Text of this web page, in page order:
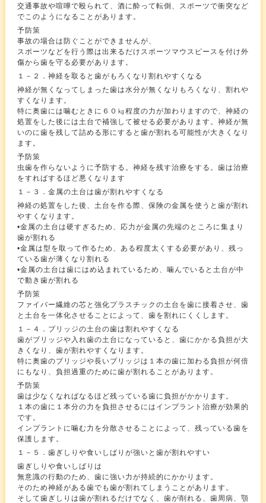
交通事故や喧嘩で殴られて、酒に酔って転倒、スポーツで衝突など
でこのようになることがあります。
予防策
事故の場合は防ぐことができませんが、
スポーツなどを行う際は出来るだけスポーツマウスピースを付け外
傷から歯を守る必要があります。
１－２．神経を取ると歯がもろくなり割れやすくなる
神経が無くなってしまった歯は水分が無くなりもろくなり、割れや
すくなります。
特に奥歯には噛むときに６０㎏程度の力が加わりますので、神経の
処置をした後には土台で補強して被せる必要があります。神経が無
いのに歯を残して詰める形にすると歯が割れる可能性が大きくなり
ます。
予防策
虫歯を作らないように予防する。神経を残す治療をする。歯は治療
をすればするほど悪くなります
１－３．金属の土台は歯が割れやすくなる
神経の処置をした後、土台を作る際、保険の金属を使うと歯が割れ
やすくなります。
•金属の土台は硬すぎるため、応力が金属の先端のところに集まり
歯が割れる
•金属は型を取って作るため、ある程度太くする必要があり、残っ
ている歯が薄くなり割れる
•金属の土台は歯にはめ込まれているため、噛んでいると土台が中
で動き歯が割れる
予防策
ファイバー繊維の芯と強化プラスチックの土台を歯に接着させ、歯
と土台を一体化させることによって、歯を割れにくくします。
１－４．ブリッジの土台の歯は割れやすくなる
歯がブリッジや入れ歯の土台になっていると、歯にかかる負担が大
きくなり、歯が割れやすくなります。
特に奥歯のブリッジや長いブリッジは１本の歯に加わる負担が何倍
にもなり、負担過重のために歯が割れることがあります。
予防策
歯は少なくなればなるほど残っている歯に負担がかかります。
１本の歯に１本分の力を負担させるにはインプラント治療が効果的
です。
インプラントに噛む力を分散させることによって、残っている歯を
保護します。
１－５．歯ぎしりや食いしばりが強いと歯が割れやすい
歯ぎしりや食いしばりは
無意識の行動のため、歯に強い力が持続的にかかります。
そのため神経がある歯でも歯が割れてしまうことがあります。
そして歯ぎしりは歯が割れるだけでなく、歯が削れる、歯周病、顎